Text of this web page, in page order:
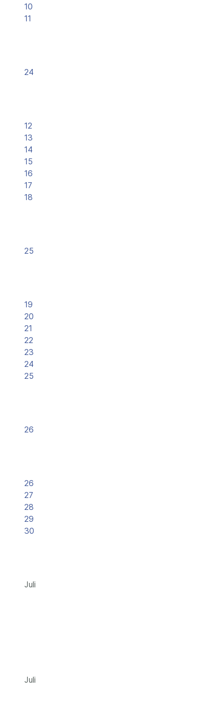
10
11
24
12
13
14
15
16
17
18
25
19
20
21
22
23
24
25
26
26
27
28
29
30
Juli
Juli